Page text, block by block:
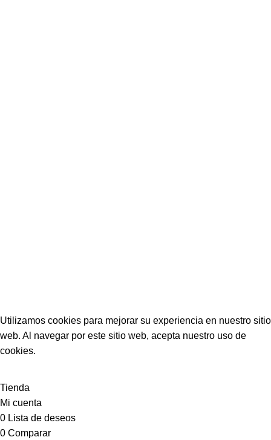
Utilizamos cookies para mejorar su experiencia en nuestro sitio
web. Al navegar por este sitio web, acepta nuestro uso de
cookies.
Tienda
Mi cuenta
0 Lista de deseos
0 Comparar